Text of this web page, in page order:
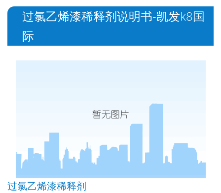
过氯乙烯漆稀释剂说明书-凯发k8国
际
过氯乙烯漆稀释剂